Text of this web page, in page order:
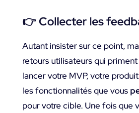
👉 Collecter les
Autant insister sur ce point,
retours utilisateurs qui priment
lancer votre MVP, votre
les fonctionnalités que vous
pour votre cible. Une fois que